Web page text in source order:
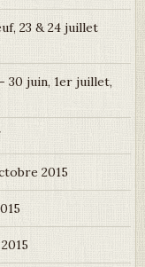
23 & 24 juillet
30 juin, 1er juillet,
2015